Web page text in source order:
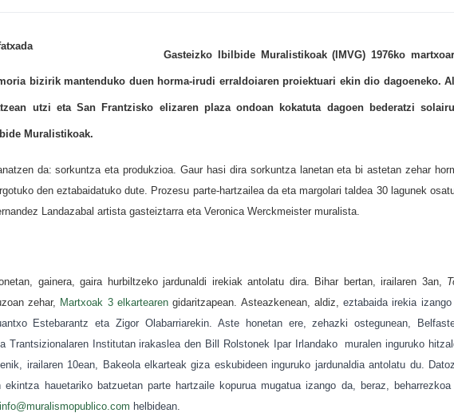
Gasteizko Ibilbide Muralistikoak (IMVG) 1976ko
bizirik mantenduko duen horma-irudi erraldoiaren proiektuari ekin dio dagoeneko.
utzi eta San Frantzisko elizaren plaza ondoan kokatuta dagoen bederatzi
Muralistikoak.
da: sorkuntza eta produkzioa. Gaur hasi dira sorkuntza lanetan eta bi astetan zehar
den eztabaidatuko dute. Prozesu parte-hartzailea da etamargolari taldea 30 lagunek
Landazabal artista gasteiztarra eta Veronica Werckmeister muralista.
gainera, gaira hurbiltzeko jardunaldi irekiak antolatu dira. Bihar bertan, irailaren 3an,
zehar, Martxoak 3 elkartearen gidaritzapean. Asteazkenean, aldiz,eztabaida irekia izango
Estebarantz eta Zigor Olabarriarekin. Aste honetan ere, zehazki ostegunean,
Trantsizionalaren Institutan irakaslea den Bill Rolstonek Ipar Irlandako muralen inguruko
irailaren 10ean, Bakeola elkarteak giza eskubideen inguruko jardunaldia antolatu du.
ekintza hauetariko batzuetan parte hartzaile kopurua mugatua izango da, beraz, beharrezkoa
info@muralismopublico.com helbidean.